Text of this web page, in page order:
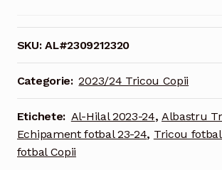
Copii
alb
SKU:AL#2309212320
Categorie: 2023/24 Tricou Copii
Etichete: Al-Hilal 2023-24,Albastru
Echipament fotbal 23-24, Tricou
fotbal Copii